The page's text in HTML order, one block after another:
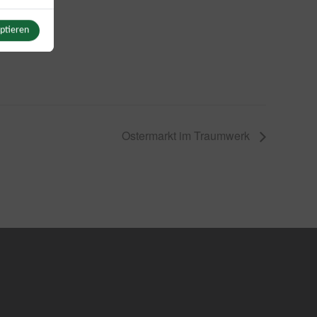
Ostermarkt im Traumwerk
Switch zum Einwilligen bzw. Ablehnen der Kategorie Sonstige Inhalte